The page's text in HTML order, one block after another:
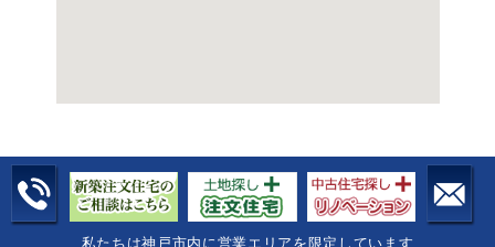
私たちは神戸市内に営業エリアを限定しています